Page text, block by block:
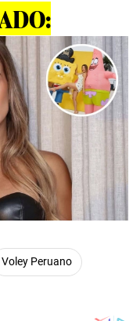
Voley Peruano